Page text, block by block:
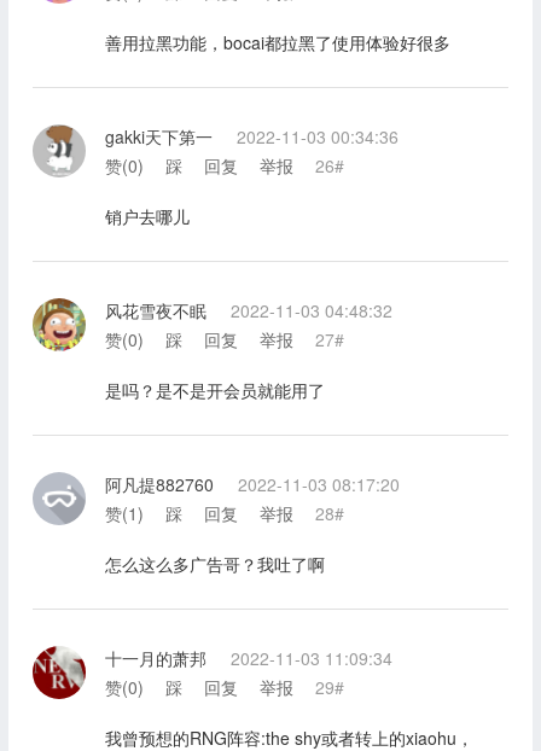
善用拉黑功能，bocai都拉黑了使用体验好很多
gakki天下第一
2022-11-03 00:34:36
赞(0) 踩 回复 举报 26#
销户去哪儿
风花雪夜不眠
2022-11-03 04:48:32
赞(0) 踩 回复 举报 27#
是吗？是不是开会员就能用了
阿凡提882760
2022-11-03 08:17:20
赞(1) 踩 回复 举报 28#
怎么这么多广告哥？我吐了啊
十一月的萧邦
2022-11-03 11:09:34
赞(0) 踩 回复 举报 29#
我曾预想的RNG阵容:the shy或者转上的xiaohu，